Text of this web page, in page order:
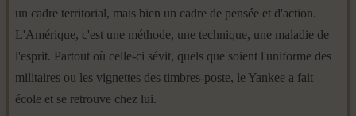
un cadre territorial, mais bien un cadre de pensée et d'action.
L'Amérique, c'est une méthode, une technique, une maladie de
l'esprit. Partout où celle-ci sévit, quels que soient l'uniforme des
militaires ou les vignettes des timbres-poste, le Yankee a fait
école et se retrouve chez lui.